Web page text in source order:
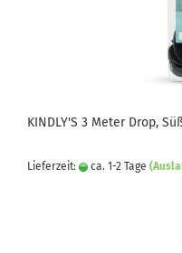
KINDLY'S 3 Meter Drop,
Lieferzeit: ca. 1-2 Tage